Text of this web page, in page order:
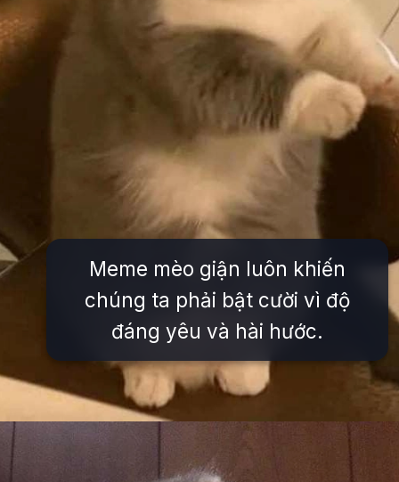
Meme mèo giận luôn khiến
chúng ta phải bật cười vì độ
đáng yêu và hài hước.
https://issiloo.edu.vn/gian-meme